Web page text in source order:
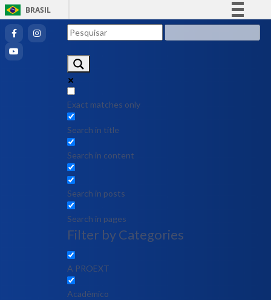
BRASIL
Exact matches only
Search in title
Search in content
Search in posts
Search in pages
Filter by Categories
A PROEXT
Acadêmico